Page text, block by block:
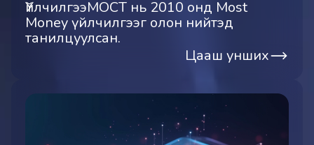
ҮйлчилгээМОСТ нь 2010 онд Most
Money үйлчилгээг олон нийтэд
танилцуулсан.
Цааш унших